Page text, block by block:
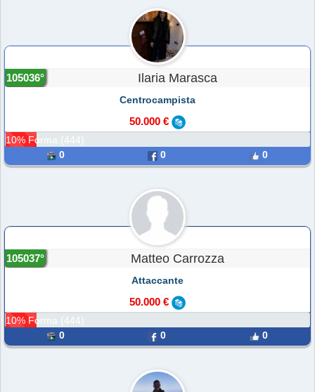
Ilaria Marasca
105036°
Centrocampista
50.000 €
10% Forma (444)
0
0 0
Matteo Carrozza
105037°
Attaccante
50.000 €
10% Forma (444)
0
0 0